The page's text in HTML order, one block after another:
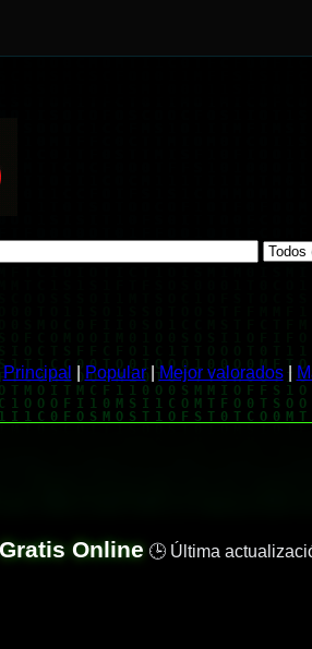
Principal | Popular|Mejor valorados|
Online 🕒 Última